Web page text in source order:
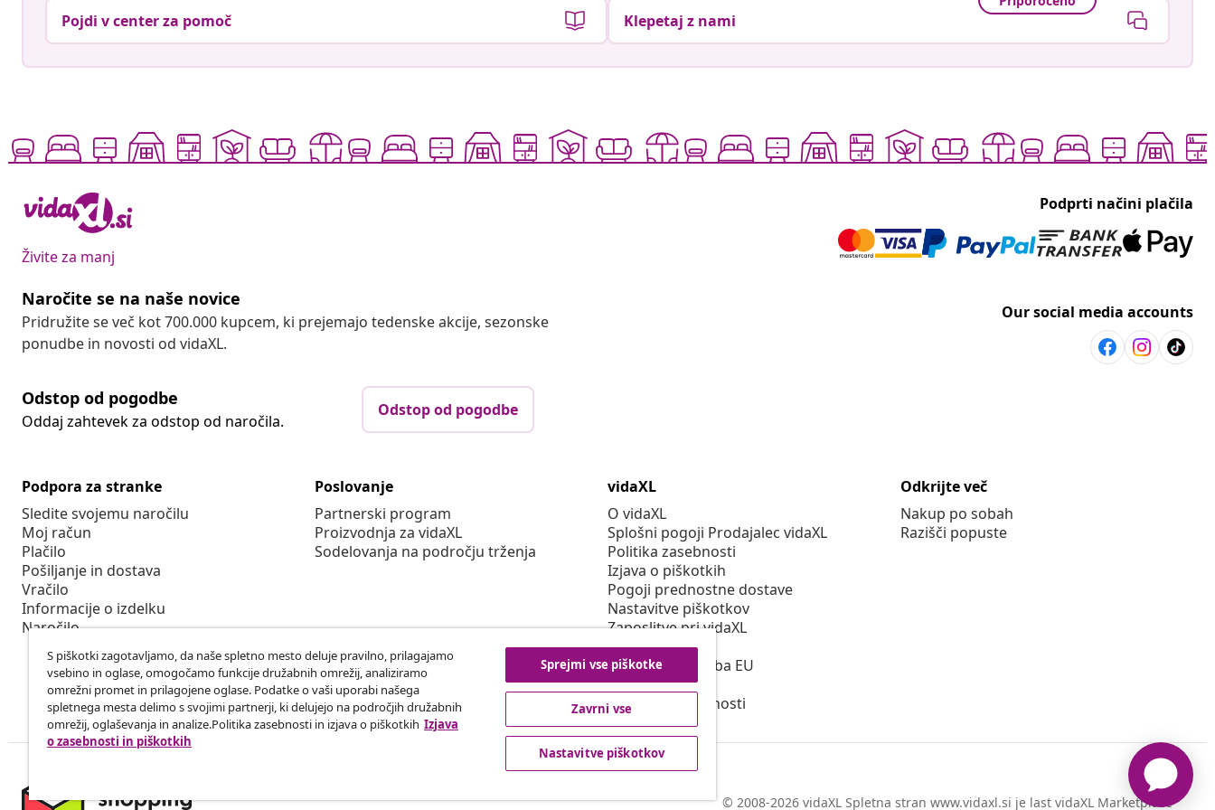
Pojdi v center za pomoč Klepetaj z nami
Živite za manj
Podprti načini plačila
Naročite se na naše novice
Pridružite se več kot 700.000 kupcem, ki prejemajo tedenske akcije, sezonske
ponudbe in novosti od vidaXL.
Our social media accounts
Odstop od pogodbe
Oddaj zahtevek za odstop od naročila.
Odstop od pogodbe
Podpora za stranke
Sledite svojemu naročilu
Moj račun
Plačilo
Pošiljanje in dostava
Vračilo
Informacije o izdelku
Naročilo
Poslovanje
Partnerski program
Proizvodnja za vidaXL
Sodelovanja na področju trženja
vidaXL
O vidaXL
Splošni pogoji Prodajalec vidaXL
Politika zasebnosti
Izjava o piškotkih
Pogoji prednostne dostave
Nastavitve piškotkov
Zaposlitve pri vidaXL
Securitate
Odgovorna oseba EU
Politiko EPR
Izjava o dostopnosti
Odkrijte več
Nakup po sobah
Razišči popuste
© 2008-2026 vidaXL Spletna stran www.vidaxl.si je last vidaXL Marketplace
S piškotki zagotavljamo, da naše spletno mesto deluje pravilno, prilagajamo
vsebino in oglase, omogočamo funkcije družabnih omrežij, analiziramo
omrežni promet in prilagojene oglase. Podatke o vaši uporabi našega
spletnega mesta delimo s svojimi partnerji, ki delujejo na področjih družabnih
omrežij, oglaševanja in analize.Politika zasebnosti in izjava o piškotkih Izjava
o zasebnosti in piškotkih
Sprejmi vse piškotke
Zavrni vse
Nastavitve piškotkov